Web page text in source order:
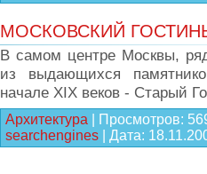
МОСКОВСКИЙ
В самом центре Москвы,
из выдающихся
начале XIX веков - Старый
Архитектура Просмотров:
searchengines
Дата: